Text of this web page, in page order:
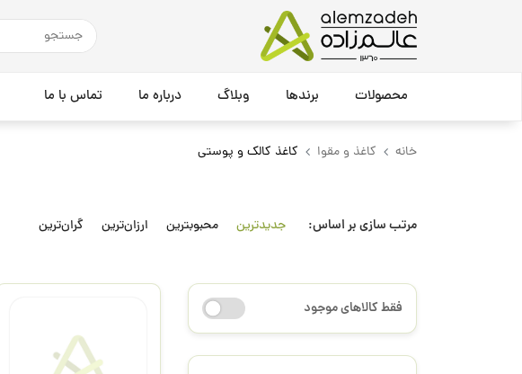
محصولات برندها وبلاگ درباره ما تماس با ما
خانه کاغذ و مقوا کاغذ کالک و پوستی
مرتب سازی بر اساس: جدیدترین محبوبترین ارزان‌ترین گران‌ترین
فقط کالاهای موجود